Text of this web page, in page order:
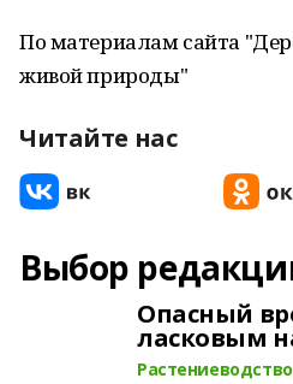
По материалам сайта
живой природы"
Читайте нас
Выбор
Опасный
ласковым
Растениеводство